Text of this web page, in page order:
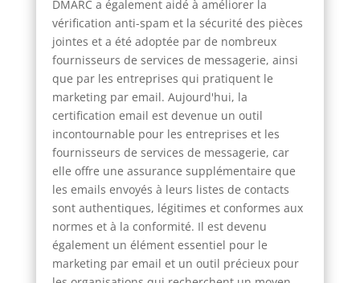
DMARC a également aidé à améliorer la
vérification anti-spam et la sécurité des pièces
jointes et a été adoptée par de nombreux
fournisseurs de services de messagerie, ainsi
que par les entreprises qui pratiquent le
marketing par email. Aujourd'hui, la
certification email est devenue un outil
incontournable pour les entreprises et les
fournisseurs de services de messagerie, car
elle offre une assurance supplémentaire que
les emails envoyés à leurs listes de contacts
sont authentiques, légitimes et conformes aux
normes et à la conformité. Il est devenu
également un élément essentiel pour le
marketing par email et un outil précieux pour